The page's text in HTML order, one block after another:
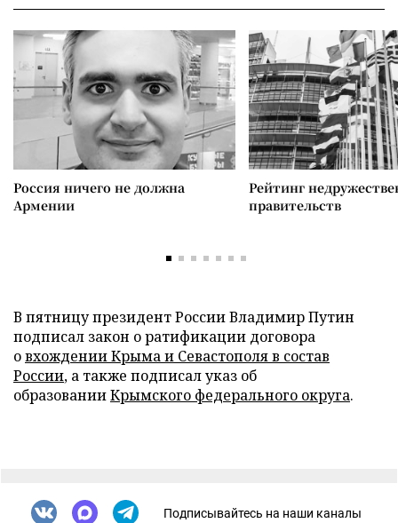
Россия ничего не должна
Армении
Рейтинг
правительств
В пятницу президент России Владимир Путин
подписал закон о ратификации договора
овхождении Крыма и Севастополя в состав
России, а также подписал указ об
образованииКрымского федерального округа.
Подписывайтесь на наши каналы